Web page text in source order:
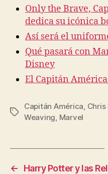
Only the Brave,
dedica su icónica
Así será el
Qué pasará con
Disney
El Capitán
Etiquetas
Capitán América Chris
Weaving Marvel
←
Harry Potter y las